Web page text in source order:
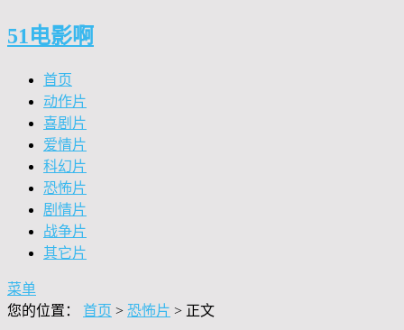
51电影啊
首页
动作片
喜剧片
爱情片
科幻片
恐怖片
剧情片
战争片
其它片
菜单
您的位置： 首页 > 恐怖片 > 正文